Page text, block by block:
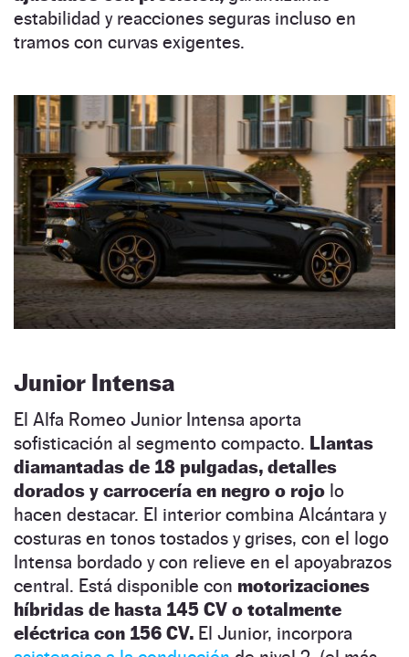
estabilidad y reacciones seguras incluso en
tramos con curvas exigentes.
Junior Intensa
El Alfa Romeo Junior Intensa aporta
sofisticación al segmento compacto. Llantas
diamantadas de 18 pulgadas, detalles
dorados y carrocería en negro o rojo lo
hacen destacar. El interior combina Alcántara y
costuras en tonos tostados y grises, con el logo
Intensa bordado y con relieve en el apoyabrazos
central. Está disponible con motorizaciones
híbridas de hasta 145 CV o totalmente
eléctrica con 156 CV. El Junior, incorpora